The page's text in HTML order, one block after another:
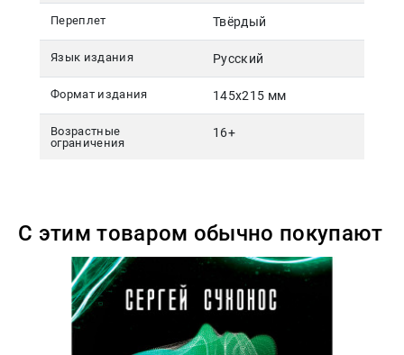
Переплет Твёрдый
Язык издания Русский
Формат издания 145х215 мм
Возрастные
ограничения
16+
С этим товаром обычно покупают